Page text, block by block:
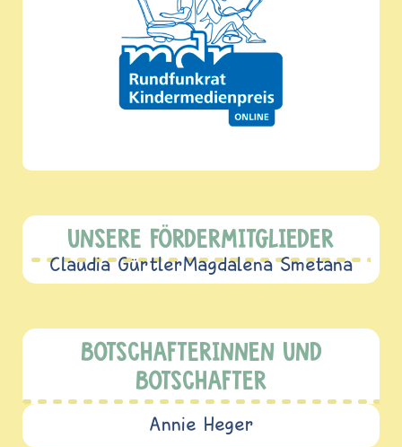
UNSERE FÖRDERMITGLIEDER
Claudia GürtlerMagdalena Smetana
BOTSCHAFTERINNEN UND
BOTSCHAFTER
Annie Heger